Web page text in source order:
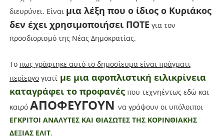
διευρύνει. Είναι μια λέξη που ο ίδιος ο Κυριάκος
δεν έχει χρησιμοποιήσει ΠΟΤΕ για τον
προσδιορισμό της Νέας Δημοκρατίας.
Το πως γράφτηκε αυτό το δημοσίευμα είναι πράγματι
περίεργογιατίμε μια αφοπλιστική ειλικρίνεια
καταγράφει το προφανέςπου τεχνηέντως εδώ και
καιρό ΑΠΟΦΕΥΓΟΥΝ να γράψουν οι υπόλοιποι
ΕΓΚΡΙΤΟΙ ΑΝΑΛΥΤΕΣ ΚΑΙ ΘΙΑΣΩΤΕΣ ΤΗΣ ΚΟΡΙΝΘΙΑΚΗΣ
ΔΕΞΙΑΣ ΕΛΙΤ.